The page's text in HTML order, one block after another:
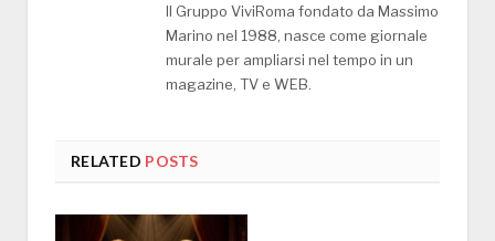
Il Gruppo ViviRoma fondato da Massimo
Marino nel 1988, nasce come giornale
murale per ampliarsi nel tempo in un
magazine, TV e WEB.
RELATED POSTS